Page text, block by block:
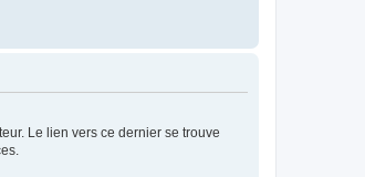
Le lien vers ce dernier se trouve